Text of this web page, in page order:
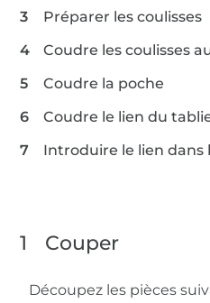
Préparer les coulisses
Coudre les coulisses
Coudre la poche
Coudre le lien du
Introduire le lien dans
1 Couper
Découpez les pièces